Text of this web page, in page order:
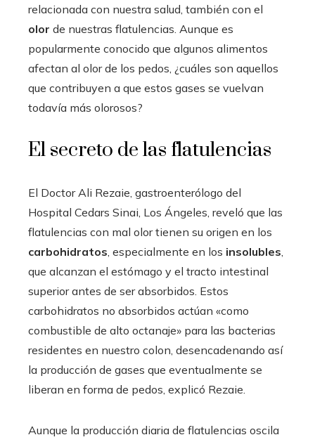
relacionada con nuestra salud, también con el
olor de nuestras flatulencias. Aunque es
popularmente conocido que algunos alimentos
afectan al olor de los pedos, ¿cuáles son aquellos
que contribuyen a que estos gases se vuelvan
todavía más olorosos?
El secreto de las flatulencias
El Doctor Ali Rezaie, gastroenterólogo del
Hospital Cedars Sinai, Los Ángeles, reveló que las
flatulencias con mal olor tienen su origen en los
carbohidratos, especialmente en los insolubles,
que alcanzan el estómago y el tracto intestinal
superior antes de ser absorbidos. Estos
carbohidratos no absorbidos actúan «como
combustible de alto octanaje» para las bacterias
residentes en nuestro colon, desencadenando así
la producción de gases que eventualmente se
liberan en forma de pedos, explicó Rezaie.
Aunque la producción diaria de flatulencias oscila